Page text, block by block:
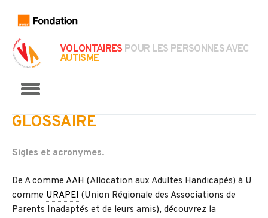
VOLONTAIRES POUR LES PERSONNES AVEC
AUTISME
GLOSSAIRE
Sigles et acronymes.
De A comme AAH (Allocation aux Adultes Handicapés) à U
comme URAPEI (Union Régionale des Associations de
Parents Inadaptés et de leurs amis), découvrez la